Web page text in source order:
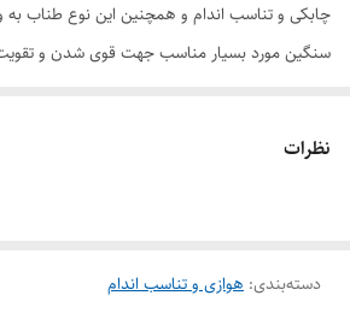
چابکی و تناسب اندام و همچنین این نوع طناب
سنگین مورد بسیار مناسب جهت قوی شدن و
تابیدن طناب پیچش دقیقی در هنگام طناب زنی
نظرات
دسته‌بندی: هوازی و تناسب اندام